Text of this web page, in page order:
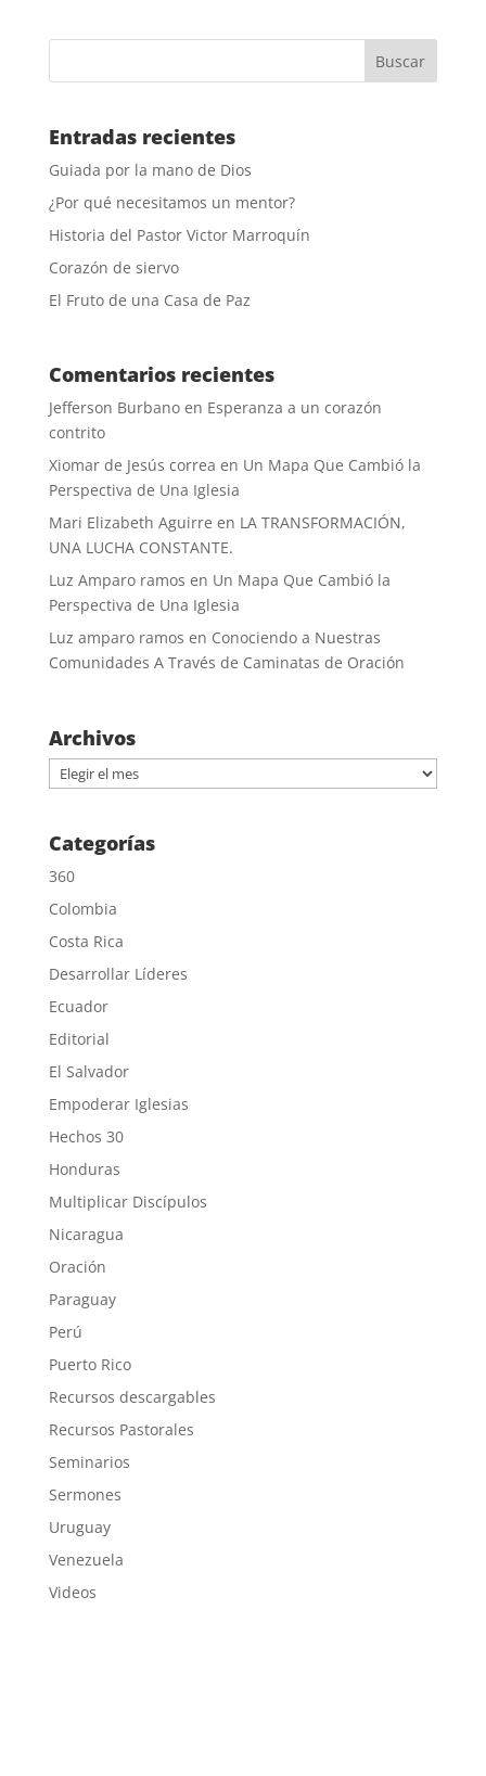
Entradas recientes
Guiada por la mano de Dios
¿Por qué necesitamos un mentor?
Historia del Pastor Victor Marroquín
Corazón de siervo
El Fruto de una Casa de Paz
Comentarios recientes
Jefferson Burbanoen Esperanza a un corazón
contrito
Xiomar de Jesús correa en Un Mapa Que Cambió la
Perspectiva de Una Iglesia
Mari Elizabeth Aguirre en LA TRANSFORMACIÓN,
UNA LUCHA CONSTANTE.
Luz Amparo ramos en Un Mapa Que Cambió la
Perspectiva de Una Iglesia
Luz amparo ramos en Conociendo a Nuestras
Comunidades A Través de Caminatas de Oración
Archivos
Archivos
Categorías
360
Colombia
Costa Rica
Desarrollar Líderes
Ecuador
Editorial
El Salvador
Empoderar Iglesias
Hechos 30
Honduras
Multiplicar Discípulos
Nicaragua
Oración
Paraguay
Perú
Puerto Rico
Recursos descargables
Recursos Pastorales
Seminarios
Sermones
Uruguay
Venezuela
Videos